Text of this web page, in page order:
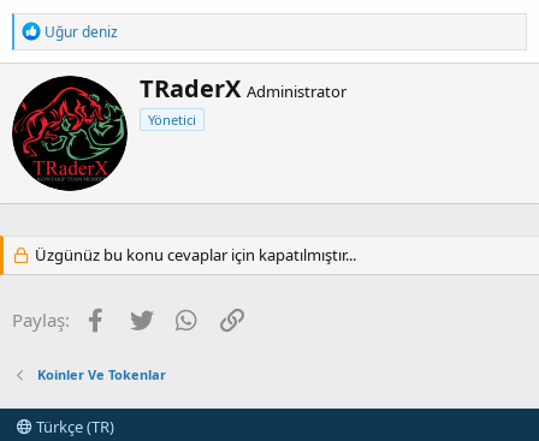
T
e
p
k
i
l
e
r
:
Uğur deniz
Y
a
z
TRaderX Administrator
Yönetici
Üzgünüz bu konu cevaplar için kapatılmıştır...
Paylaş: Facebook
Twitter WhatsApp
Koinler Ve Tokenlar
Türkçe (TR)